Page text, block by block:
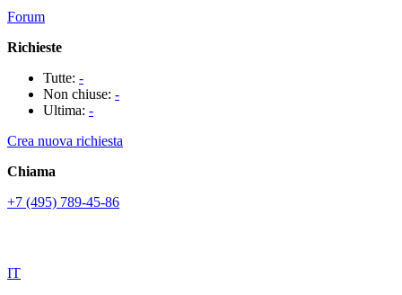
Forum
Richieste
Tutte: -
Non chiuse: -
Ultima: -
Crea nuova richiesta
Chiama
+7 (495) 789-45-86
IT